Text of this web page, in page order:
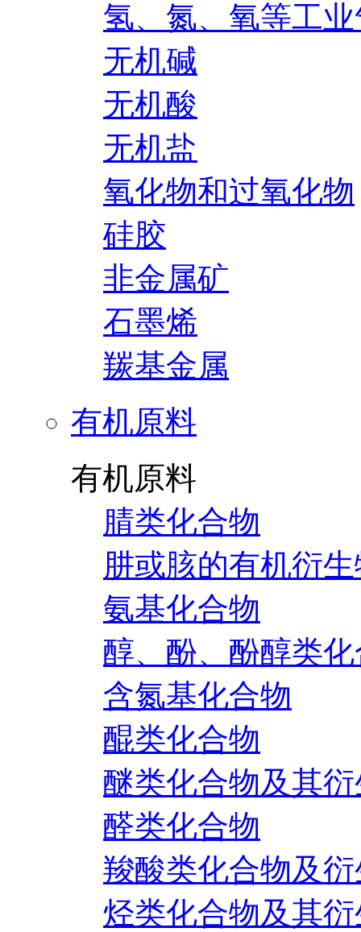
氢、氮、氧等工
无机碱
无机酸
无机盐
氧化物和过氧化物
硅胶
非金属矿
石墨烯
羰基金属
有机原料
有机原料
腈类化合物
肼或胲的有机衍
氨基化合物
醇、酚、酚醇类
含氮基化合物
醌类化合物
醚类化合物及其
醛类化合物
羧酸类化合物及
烃类化合物及其